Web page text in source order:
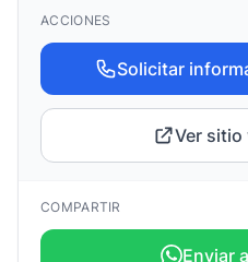
ACCIONES
Solicitar
Ver sitio
COMPARTIR
Enviar